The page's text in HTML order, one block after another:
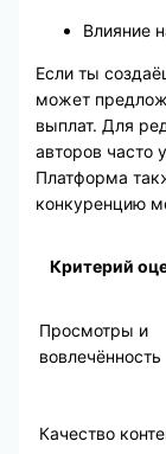
Влияние
Если ты
может
выплат. Для
авторов часто
Платформа
конкуренцию
Критерий
Просмотры и
вовлечённость
Качество